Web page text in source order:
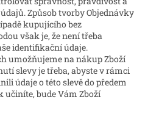
Způsob tvorby Objednávky
kupujícího bez
však je, že není třeba
identifikační údaje.
umožňujeme na nákup Zboží
slevy je třeba, abyste v rámci
údaje o této slevě do předem
učiníte, bude Vám Zboží